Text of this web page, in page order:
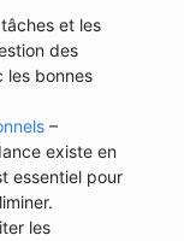
et les
des
les bonnes
–
existe en
essentiel pour
les